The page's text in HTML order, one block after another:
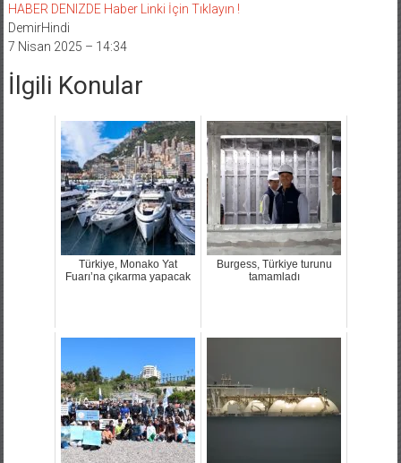
HABER DENIZDE Haber Linki İçin Tıklayın !
DemirHindi
7 Nisan 2025 – 14:34
İlgili Konular
Türkiye, Monako Yat
Fuarı’na çıkarma yapacak
Burgess, Türkiye turunu
tamamladı